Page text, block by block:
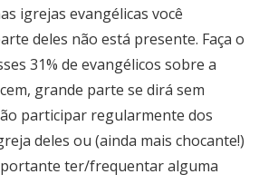
igrejas evangélicas você
deles não está presente. Faça o
31% de evangélicos sobre a
grande parte se dirá sem
participar regularmente dos
deles ou (ainda mais chocante!)
ter/frequentar alguma